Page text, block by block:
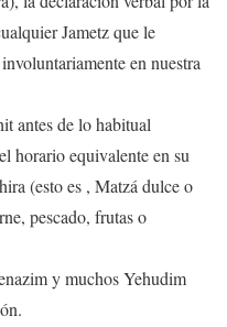
Jametz que le
en nuestra
antes de lo habitual
horario equivalente en su
(esto es , Matzá dulce o
pescado, frutas o
y muchos Yehudim